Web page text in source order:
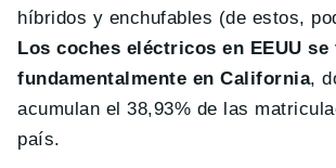
híbridos y enchufables (de estos,
Los coches eléctricos en EEUU se
fundamentalmente en California,
acumulan el 38,93% de las
país.